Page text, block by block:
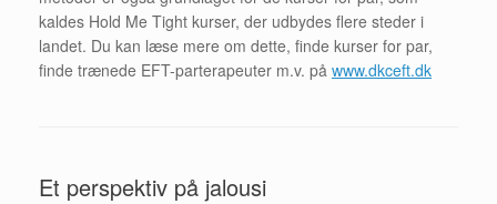
kaldes Hold Me Tight kurser, der udbydes flere steder i
landet. Du kan læse mere om dette, finde kurser for par,
finde trænede EFT-parterapeuter m.v. på www.dkceft.dk
Et perspektiv på jalousi